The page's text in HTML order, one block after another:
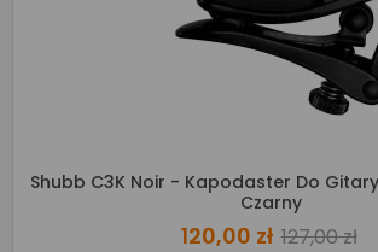
Shubb C3K Noir - Kapodaster Do
Czarny
120,00 zł 127,00 zł